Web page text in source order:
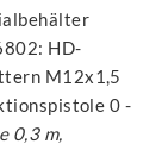
HD-
M12x1,5
0 -
0,3 m,